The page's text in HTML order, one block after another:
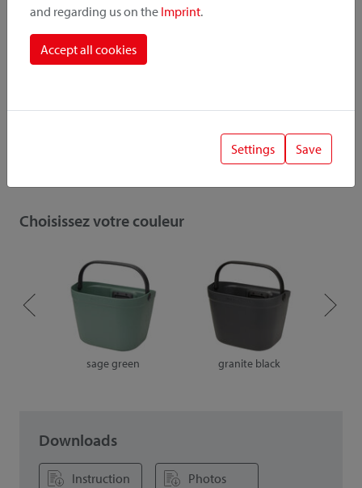
Choisissez votre couleur
sage green granite black
Downloads
Instruction Photos
souviens-toi recommander
and regarding us on the Imprint.
Accept all cookies
Settings Save